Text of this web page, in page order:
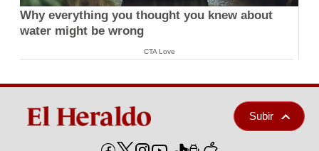
Why everything you thought you knew about
water might be wrong
CTA Love
Subir